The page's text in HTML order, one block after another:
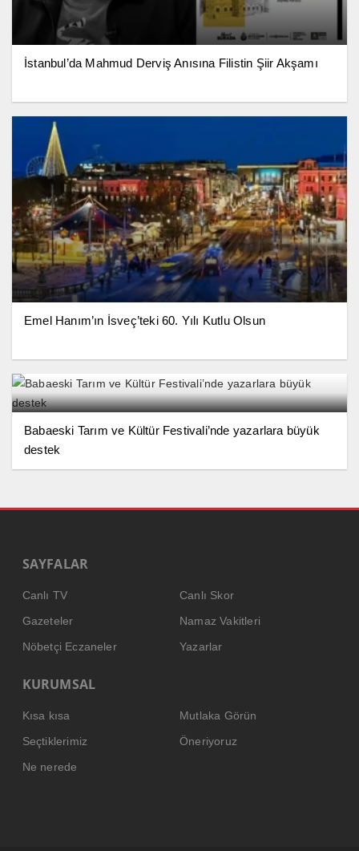
İstanbul’da Mahmud Derviş Anısına Filistin Şiir Akşamı
Emel Hanım’ın İsveç’teki 60. Yılı Kutlu Olsun
Babaeski Tarım ve Kültür Festivali’nde yazarlara büyük
destek
SAYFALAR
Canlı TV
Canlı Skor
Gazeteler
Namaz Vakitleri
Nöbetçi Eczaneler
Yazarlar
KURUMSAL
Kısa kısa
Mutlaka Görün
Seçtiklerimiz
Öneriyoruz
Ne nerede